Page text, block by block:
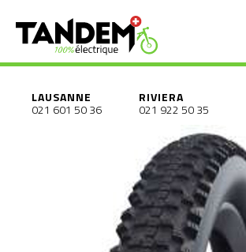
LAUSANNE
021 601 50 36
RIVIERA
021 922 50 35